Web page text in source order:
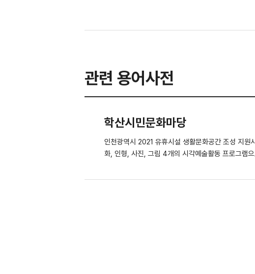
관련 용어사전
학산시민문화마당
인천광역시 2021 유휴시설 생활문화공간 조성 지원사업 공간대관 위주로 운영되는 생활문화센터 '마당'을 시민들의 일상 예술활동 문화공간으로 운
화, 인형, 사진, 그림 4개의 시각예술활동 프로그램으로 나의 모습을